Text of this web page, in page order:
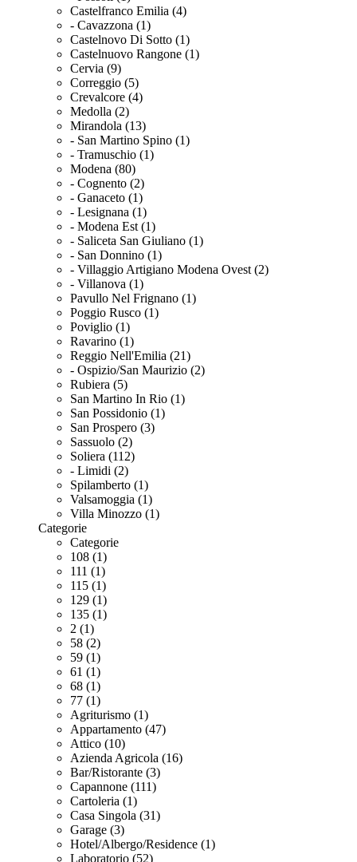
Castelfranco Emilia (4)
- Cavazzona (1)
Castelnovo Di Sotto (1)
Castelnuovo Rangone (1)
Cervia (9)
Correggio (5)
Crevalcore (4)
Medolla (2)
Mirandola (13)
- San Martino Spino (1)
- Tramuschio (1)
Modena (80)
- Cognento (2)
- Ganaceto (1)
- Lesignana (1)
- Modena Est (1)
- Saliceta San Giuliano (1)
- San Donnino (1)
- Villaggio Artigiano Modena Ovest (2)
- Villanova (1)
Pavullo Nel Frignano (1)
Poggio Rusco (1)
Poviglio (1)
Ravarino (1)
Reggio Nell'Emilia (21)
- Ospizio/San Maurizio (2)
Rubiera (5)
San Martino In Rio (1)
San Possidonio (1)
San Prospero (3)
Sassuolo (2)
Soliera (112)
- Limidi (2)
Spilamberto (1)
Valsamoggia (1)
Villa Minozzo (1)
Categorie
Categorie
108 (1)
111 (1)
115 (1)
129 (1)
135 (1)
2 (1)
58 (2)
59 (1)
61 (1)
68 (1)
77 (1)
Agriturismo (1)
Appartamento (47)
Attico (10)
Azienda Agricola (16)
Bar/Ristorante (3)
Capannone (111)
Cartoleria (1)
Casa Singola (31)
Garage (3)
Hotel/Albergo/Residence (1)
Laboratorio (52)